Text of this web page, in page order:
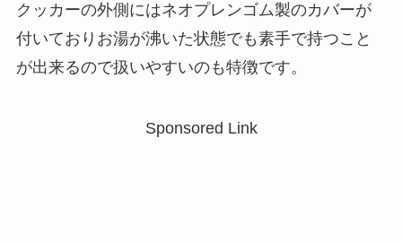
クッカーの外側にはネオプレンゴム製のカバーが
付いておりお湯が沸いた状態でも素手で持つこと
が出来るので扱いやすいのも特徴です。
Sponsored Link